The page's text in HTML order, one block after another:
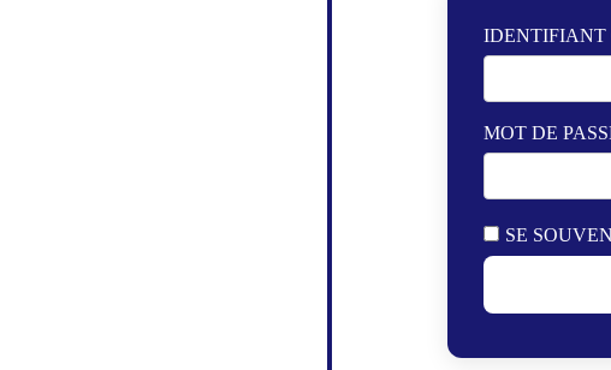
IDENTIFIANT
MOT DE
SE